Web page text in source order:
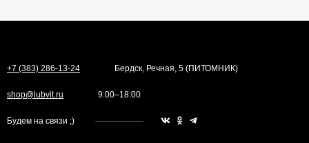
+7 (383) 286-13-24 Бердск, Речная, 5 (ПИТОМНИК)
shop@lubvit.ru 9:00–18:00
Будем на связи ;)